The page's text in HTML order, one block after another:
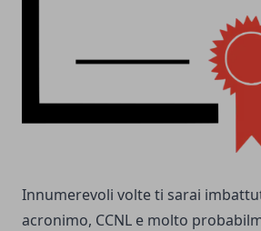
Innumerevoli volte ti sarai
acronimo, CCNL e molto